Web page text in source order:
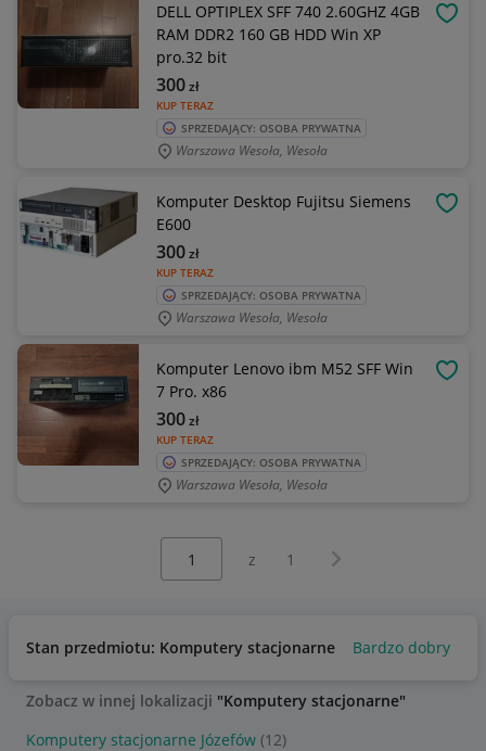
DELL OPTIPLEX SFF 740 2.60GHZ 4GB
RAM DDR2 160 GB HDD Win XP
pro.32 bit
KUP TERAZ
300zł
SPRZEDAJĄCY: OSOBA PRYWATNA
Warszawa Wesoła, Wesoła
Komputer Desktop Fujitsu Siemens
E600
KUP TERAZ
300zł
SPRZEDAJĄCY: OSOBA PRYWATNA
Warszawa Wesoła, Wesoła
Komputer Lenovo ibm M52 SFF Win
7 Pro. x86
KUP TERAZ
300zł
SPRZEDAJĄCY: OSOBA PRYWATNA
Warszawa Wesoła, Wesoła
z 1 Następna strona
Stan przedmiotu: Komputery stacjonarne Bardzo dobry
Zobacz w innej lokalizacji "Komputery stacjonarne"
Komputery stacjonarne Józefów (12)